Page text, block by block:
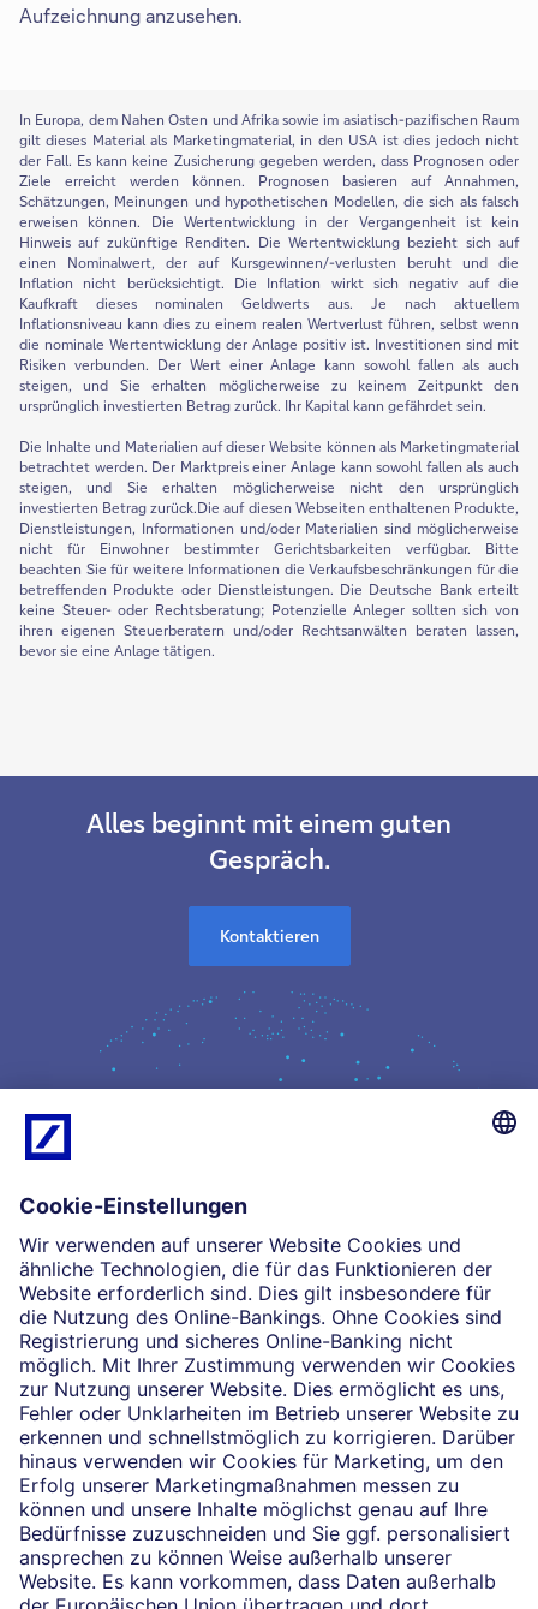
Aufzeichnung anzusehen.
In Europa, dem Nahen Osten und Afrika sowie im asiatisch-pazifischen Raum
gilt dieses Material als Marketingmaterial, in den USA ist dies jedoch nicht
der Fall. Es kann keine Zusicherung gegeben werden, dass Prognosen oder
Ziele erreicht werden können. Prognosen basieren auf Annahmen,
Schätzungen, Meinungen und hypothetischen Modellen, die sich als falsch
erweisen können. Die Wertentwicklung in der Vergangenheit ist kein
Hinweis auf zukünftige Renditen. Die Wertentwicklung bezieht sich auf
einen Nominalwert, der auf Kursgewinnen/-verlusten beruht und die
Inflation nicht berücksichtigt. Die Inflation wirkt sich negativ auf die
Kaufkraft dieses nominalen Geldwerts aus. Je nach aktuellem
Inflationsniveau kann dies zu einem realen Wertverlust führen, selbst wenn
die nominale Wertentwicklung der Anlage positiv ist. Investitionen sind mit
Risiken verbunden. Der Wert einer Anlage kann sowohl fallen als auch
steigen, und Sie erhalten möglicherweise zu keinem Zeitpunkt den
ursprünglich investierten Betrag zurück. Ihr Kapital kann gefährdet sein.
Die Inhalte und Materialien auf dieser Website können als Marketingmaterial
betrachtet werden. Der Marktpreis einer Anlage kann sowohl fallen als auch
steigen, und Sie erhalten möglicherweise nicht den ursprünglich
investierten Betrag zurück.Die auf diesen Webseiten enthaltenen Produkte,
Dienstleistungen, Informationen und/oder Materialien sind möglicherweise
nicht für Einwohner bestimmter Gerichtsbarkeiten verfügbar. Bitte
beachten Sie für weitere Informationen die Verkaufsbeschränkungen für die
betreffenden Produkte oder Dienstleistungen. Die Deutsche Bank erteilt
keine Steuer- oder Rechtsberatung; Potenzielle Anleger sollten sich von
ihren eigenen Steuerberatern und/oder Rechtsanwälten beraten lassen,
bevor sie eine Anlage tätigen.
Alles beginnt mit einem guten
Gespräch.
Kontaktieren
Kompetenz
Einblicke
Unsere Partnerschaften
News
Impressum